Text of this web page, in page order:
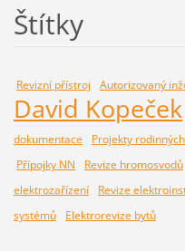
Štítky
Revizní přístroj Autorizovaný
David Kopeček
dokumentace
Projekty
Přípojky NN
Revize hromosvodů
elektrozařízení
Revize
systémů
Elektrorevize bytů